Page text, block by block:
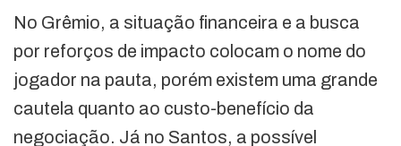
No Grêmio, a situação financeira e a busca
por reforços de impacto colocam o nome do
jogador na pauta, porém existem uma grande
cautela quanto ao custo-benefício da
negociação. Já no Santos, a possível